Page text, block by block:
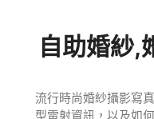
自助婚紗,
流行時尚婚紗攝影寫
型雷射資訊，以及如